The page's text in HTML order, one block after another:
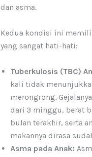
dan asma.
Kedua kondisi ini
yang sangat hati-hati:
Tuberkulosis (TBC)
kali tidak
merongrong.
dari 3 minggu, berat
bulan terakhir, serta
makannya dirasa
Asma pada Anak: